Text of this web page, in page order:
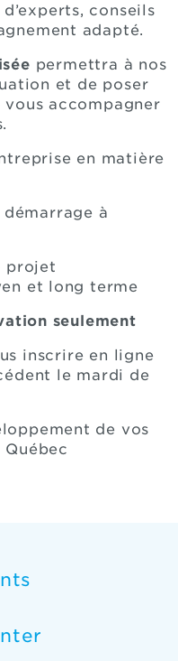
conseils
adapté.
permettra à nos
et de poser
accompagner
en matière
à
projet
et long terme
seulement
inscrire en ligne
le mardi de
de vos